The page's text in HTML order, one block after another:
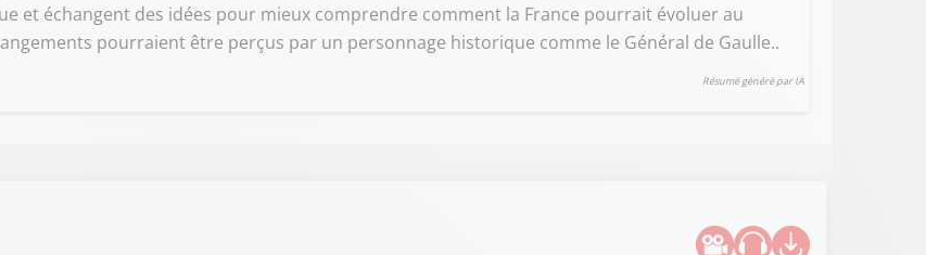
et échangent des idées pour mieux comprendre comment la France pourrait évoluer au
pourraient être perçus par un personnage historique comme le Général de Gaulle..
Résumé généré par IA